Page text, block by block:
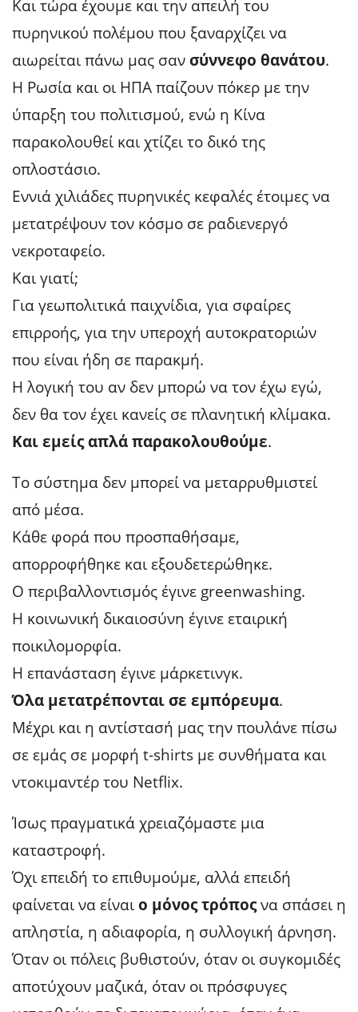
Και τώρα έχουμε και την απειλή του
πυρηνικού πολέμου που ξαναρχίζει να
αιωρείται πάνω μας σανσύννεφο θανάτου.
Η Ρωσία και οι ΗΠΑ παίζουν πόκερ με την
ύπαρξη του πολιτισμού, ενώ η Κίνα
παρακολουθεί και χτίζει το δικό της
οπλοστάσιο.
Εννιά χιλιάδες πυρηνικές κεφαλές έτοιμες να
μετατρέψουν τον κόσμο σε ραδιενεργό
νεκροταφείο.
Και γιατί;
Για γεωπολιτικά παιχνίδια, για σφαίρες
επιρροής, για την υπεροχή αυτοκρατοριών
που είναι ήδη σε παρακμή.
Η λογική του αν δεν μπορώ να τον έχω εγώ,
δεν θα τον έχει κανείς σε πλανητική κλίμακα.
Και εμείς απλά παρακολουθούμε.
Το σύστημα δεν μπορεί να μεταρρυθμιστεί
από μέσα.
Κάθε φορά που προσπαθήσαμε,
απορροφήθηκε και εξουδετερώθηκε.
Ο περιβαλλοντισμός έγινε greenwashing.
Η κοινωνική δικαιοσύνη έγινε εταιρική
ποικιλομορφία.
Η επανάσταση έγινε μάρκετινγκ.
Όλα μετατρέπονται σε εμπόρευμα.
Μέχρι και η αντίστασή μας την πουλάνε πίσω
σε εμάς σε μορφή t-shirts με συνθήματα και
ντοκιμαντέρ του Netflix.
Ίσως πραγματικά χρειαζόμαστε μια
καταστροφή.
Όχι επειδή το επιθυμούμε, αλλά επειδή
φαίνεται να είναιο μόνος τρόποςνα σπάσει η
απληστία, η αδιαφορία, η συλλογική άρνηση.
Όταν οι πόλεις βυθιστούν, όταν οι συγκομιδές
αποτύχουν μαζικά, όταν οι πρόσφυγες